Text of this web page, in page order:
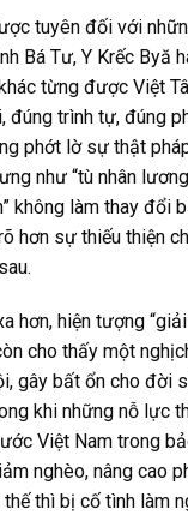
tuyên đối với
Bá Tư, Y Krếc Byă
từng được Việt
đúng trình tự, đúng
phớt lờ sự thật
như “tù nhân
không làm thay đổi
hơn sự thiếu thiện
hơn, hiện tượng
cho thấy một
gây bất ổn cho đời
khi những nỗ lực
Việt Nam trong
nghèo, nâng cao
thế thì bị cố tình làm